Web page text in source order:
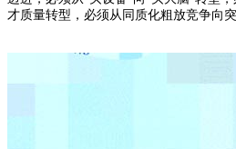
才质量转型，必须从同质化粗放竞争向